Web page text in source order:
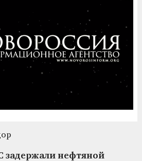
задержали нефтяной